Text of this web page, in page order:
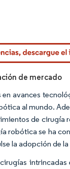
BY 4.0.
de mercado
avances
al mundo.
de
robótica se ha
la adopción de